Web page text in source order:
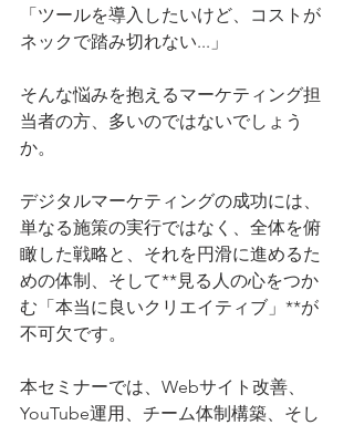
「ツールを導入したいけど、コストが
ネックで踏み切れない...」
そんな悩みを抱えるマーケティング担
当者の方、多いのではないでしょう
か。
デジタルマーケティングの成功には、
単なる施策の実行ではなく、全体を俯
瞰した戦略と、それを円滑に進めるた
めの体制、そして**見る人の心をつか
む「本当に良いクリエイティブ」**が
不可欠です。
本セミナーでは、Webサイト改善、
YouTube運用、チーム体制構築、そし